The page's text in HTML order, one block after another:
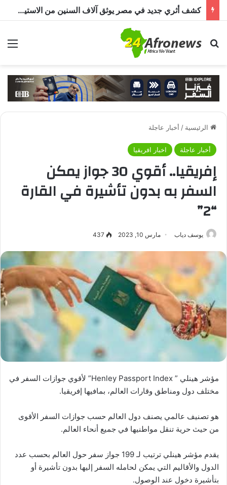
بحث عن
الرئيسية / أخبار عاجلة
أخبار عاجلة اخبار افريقيا
إفريقيا.. أقوي 30 جواز يمكن
السفر به بدون تأشيرة في القارة
“2”
يوسف دياب مارس 10, 2023 437
مؤشر هينلي ” Henley Passport Index” لأقوي جوازات السفر في
مختلف دول ومناطق وقارات العالم، بمافيها إفريقيا.
هو تصنيف عالمي يصنف دول العالم حسب جوازات السفر الأقوى
من حيث حرية تنقل مواطنيها في جميع أنحاء العالم.
يقدم مؤشر هينلي ترتيب لـ 199 جواز سفر حول العالم بحسب عدد
الدول والأقاليم التي يمكن لحامله السفر إليها بدون تأشيرة أو
بتأشيرة دخول عند الوصول.